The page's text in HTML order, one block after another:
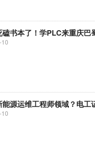
磕书本了！学PLC来重庆巴
能源运维工程师领域？电工